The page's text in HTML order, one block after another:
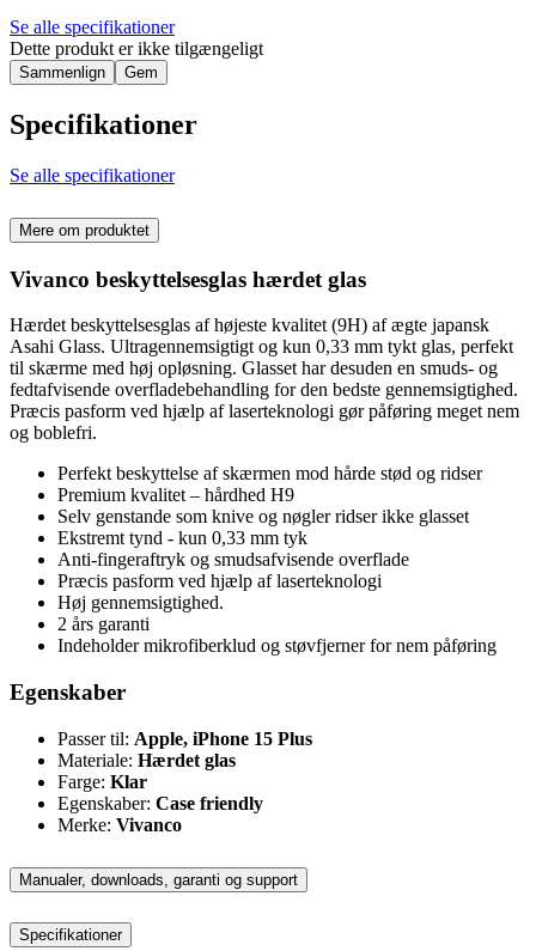
Se alle specifikationer
Dette produkt er ikke tilgængeligt
Sammenlign Gem
Specifikationer
Se alle specifikationer
Mere om produktet
Vivanco beskyttelsesglas hærdet glas
Hærdet beskyttelsesglas af højeste kvalitet (9H) af ægte japansk
Asahi Glass. Ultragennemsigtigt og kun 0,33 mm tykt glas, perfekt
til skærme med høj opløsning. Glasset har desuden en smuds- og
fedtafvisende overfladebehandling for den bedste gennemsigtighed.
Præcis pasform ved hjælp af laserteknologi gør påføring meget nem
og boblefri.
Perfekt beskyttelse af skærmen mod hårde stød og ridser
Premium kvalitet – hårdhed H9
Selv genstande som knive og nøgler ridser ikke glasset
Ekstremt tynd - kun 0,33 mm tyk
Anti-fingeraftryk og smudsafvisende overflade
Præcis pasform ved hjælp af laserteknologi
Høj gennemsigtighed.
2 års garanti
Indeholder mikrofiberklud og støvfjerner for nem påføring
Egenskaber
Passer til: Apple, iPhone 15 Plus
Materiale: Hærdet glas
Farge: Klar
Egenskaber: Case friendly
Merke: Vivanco
Manualer, downloads, garanti og support
Specifikationer